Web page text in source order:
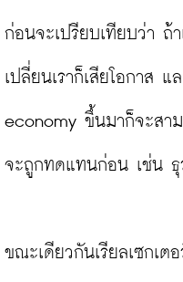
ก่อนจะเปรียบเทียบว่า ถ้
เปลี่ยนเราก็เสียโอกาส
economy ขึ้นมาก็จะสา
จะถูกทดแทนก่อน เช่น ธุ
ขณะเดียวกันเรียลเซกเ